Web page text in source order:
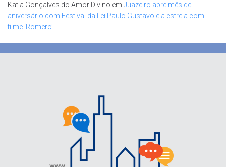
Katia Gonçalves do Amor Divino em Juazeiro abre mês de
aniversário com Festival da Lei Paulo Gustavo e a estreia com
filme ‘Romero’